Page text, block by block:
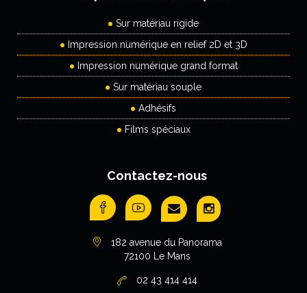
Sur matériau rigide
Impression numérique en relief 2D et 3D
Impression numérique grand format
Sur matériau souple
Adhésifs
Films spéciaux
Contactez-nous
182 avenue du Panorama
72100 Le Mans
02 43 414 414